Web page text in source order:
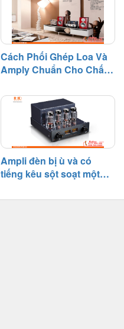
Cách Phối Ghép Loa Và
Amply Chuẩn Cho Chất
Ampli đèn bị ù và có
tiếng kêu sột soạt một
cách khắc phục